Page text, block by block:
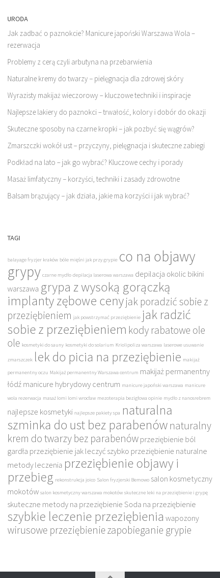
URODA
Jak zadbać o paznokcie? Manicure japoński Warszawa Wola –
rezerwacja
Problemy z cerą czyli arbutyna na przebarwienia
Naturalne kremy do twarzy – pielęgnacja dla zdrowej skóry
Wyrazisty makijaż wieczorowy – kluczowe techniki i inspiracje
Najlepsze lakiery do paznokci – trwałość, kolory i dobór do okazji
Skuteczne sposoby na czarne kropki – jak pozbyć się wągrów?
Zmarszczki wokół ust – przyczyny, pielęgnacja i skuteczne zabiegi
Podkład na lato – jak go wybrać? Kluczowe cechy i porady
Masaż limfatyczny – korzyści, techniki i zasady zdrowotne
Balsam brązujący – jak działa, jakie ma korzyści i jak wybrać?
TAGI
balayage fryzjer kraków bóle mięśni jak przy grypie co na objawy
grypy czarne mydło depilacja laserowa warszawa depilacja okolic bikini
warszawa grypa z wysoką gorączką
implanty zębowe cenyjak poradzić sobie z
przeziębieniem jak powstrzymać przeziębienie jak radzić
sobie z przeziębieniem kody rabatowe ole
ole kosmetyki do sauny kosmetyki do solarium Kriolipoliza warszawa laserowe usuwanie
zmarszczek lek do picia na przeziębienie makijaż
permanentny oczu Makijaż permanentny Warszawa centrum makijaż permanentny
łódź manicure hybrydowy centrum manicure japoński warszawa manicure
wola rezerwacja masaż lomi lomi wrocław mezoterapia bezigłowa opinie mydło z nanosrebrem
najlepsze kosmetyki najlepsze pakiety spa naturalna
szminka do ust bez parabenów naturalny
krem do twarzy bez parabenówprzeziębienie ból
gardła przeziębienie jak leczyć szybko przeziębienie naturalne
metody leczenia przeziębienie objawy i
przebieg rekonstrukcja joico Salon fryzjerski Bemowo salon kosmetyczny
mokotów salon kosmetyczny warszawa mokotów skuteczne leki na przeziębienie i grypę
skuteczne metody na przeziębienieSoda na przeziębienie
szybkie leczenie przeziębienia wapozony
wirusowe przeziębieniezapobieganie grypie